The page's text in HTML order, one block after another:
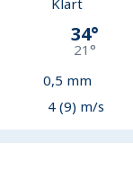
Klart
34°
21°
0,5 mm
4 (9) m/s